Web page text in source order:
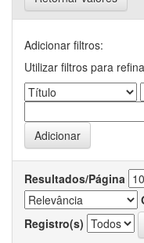
Adicionar filtros:
Utilizar filtros para
Resultados/Página
Registro(s)